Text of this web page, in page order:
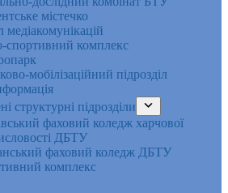
містечко
медіакомунікацій
спортивний комплекс
мобілізаційний підрозділ
структурні підрозділи
фаховий коледж харчової
ДБТУ
фаховий коледж ДБТУ
комплекс